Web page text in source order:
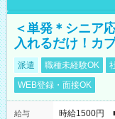
＜単発＊シニア
入れるだけ！カ
派遣 職種未経験OK
WEB登録・面接OK
給与
時給1500円 ■